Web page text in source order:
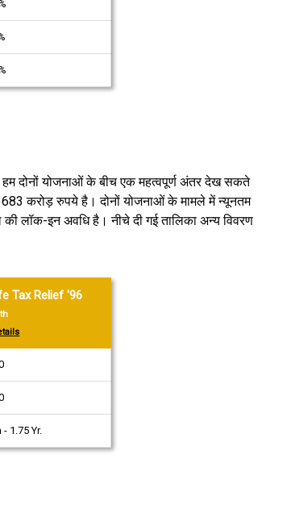
दोनों योजनाओं के बीच एक महत्वपूर्ण अंतर देख सकते
करोड़ रुपये है। दोनों योजनाओं के मामले में न्यूनतम
लॉक-इन अवधि है। नीचे दी गई तालिका अन्य विवरण
Tax Relief '96
1.75 Yr.